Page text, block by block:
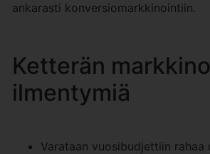
ankarasti konversiomarkkinointiin.
Ketterän
ilmentymiä
Varataan vuosibudjettiin rahaa